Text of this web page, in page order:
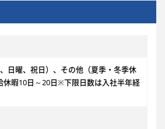
日曜、祝日）、その他（夏季・冬季休
休暇10日～20日※下限日数は入社半年経